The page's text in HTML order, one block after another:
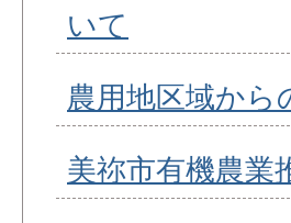
いて
農用地区域から
美祢市有機農業